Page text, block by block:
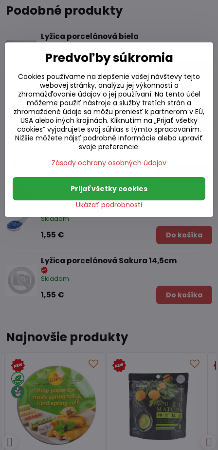
Podobné produkty
Lyžica porcelánová biela
Skladom
0,60 €
Lyžica porcelánová čierna
Skladom
0,60 € Do košíka
Ramen lyžica z bambusu 18cm
Skladom
2,05 €
Lyžica porcelánová modrá
Skladom
1,55 € Do košíka
Lyžica porcelánová Sakura 14,5cm
Skladom
1,55 € Do košíka
Najnovšie produkty
Predvoľby súkromia
Cookies používame na zlepšenie vašej návštevy tejto
webovej stránky, analýzu jej výkonnosti a
zhromažďovanie údajov o jej používaní. Na tento účel
môžeme použiť nástroje a služby tretích strán a
zhromaždené údaje sa môžu preniesť k partnerom v EÚ,
USA alebo iných krajinách. Kliknutím na „Prijať všetky
cookies“ vyjadrujete svoj súhlas s týmto spracovaním.
Nižšie môžete nájsť podrobné informácie alebo upraviť
svoje preferencie.
Zásady ochrany osobných údajov
Ukázať podrobnosti
Prijať všetky cookies